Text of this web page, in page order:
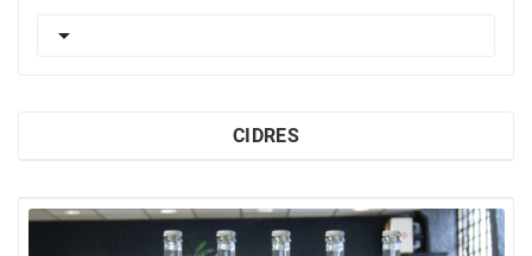

CIDRES